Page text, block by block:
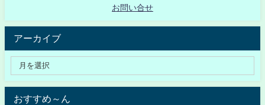
お問い合せ
アーカイブ
おすすめ～ん